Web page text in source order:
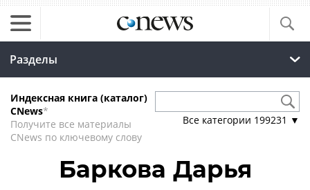
Разделы
Индексная книга (каталог)
CNews*
Получите все материалы
CNews по ключевому слову
Все категории 199231 ▼
Баркова Дарья